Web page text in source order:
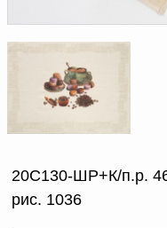
20С130-ШР+К/п.р.
рис. 1036